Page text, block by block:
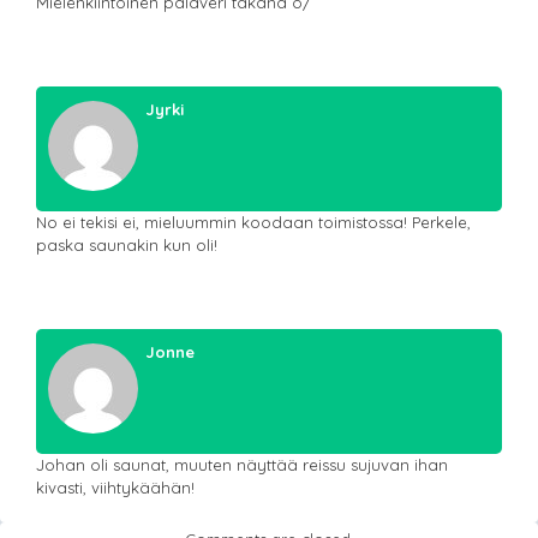
Jyrki
No ei tekisi ei, mieluummin koodaan toimistossa! Perkele,
paska saunakin kun oli!
Jonne
Johan oli saunat, muuten näyttää reissu sujuvan ihan
kivasti, viihtykäähän!